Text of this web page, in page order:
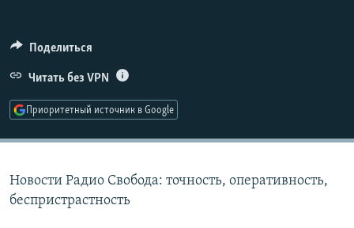
ПОДПИШИТЕСЬ НА РАССЫЛКУ
СОЦИАЛЬНЫЕ СЕТИ
Поделиться
Читать без VPN
Приоритетный источник в Google
Новости Радио Свобода: точность, оперативность,
беспристрастность